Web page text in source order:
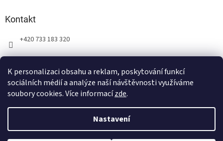
K personalizaci obsahu a reklam, poskytování funkcí
sociálních médií a analýze naší návštěvnosti využíváme
soubory cookies. Více informacízde.
Nastavení
Kontakt
+420 733 183 320